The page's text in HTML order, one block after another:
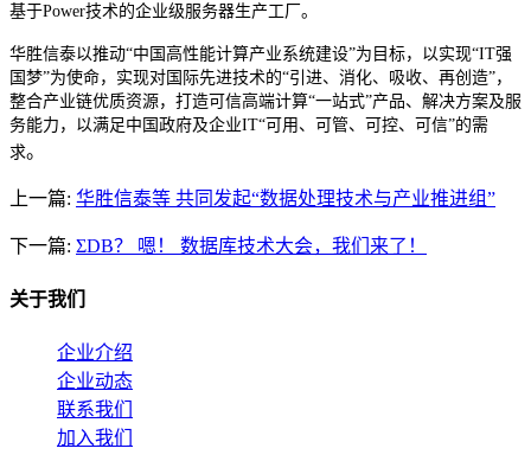
基于Power技术的企业级服务器生产工厂。
华胜信泰以推动“中国高性能计算产业系统建设”为目标，以实现“IT强
国梦”为使命，实现对国际先进技术的“引进、消化、吸收、再创造”，
整合产业链优质资源，打造可信高端计算“一站式”产品、解决方案及服
务能力，以满足中国政府及企业IT“可用、可管、可控、可信”的需
求。
上一篇: 华胜信泰等 共同发起“数据处理技术与产业推进组”
下一篇: ΣDB？ 嗯！ 数据库技术大会，我们来了！
关于我们
企业介绍
企业动态
联系我们
加入我们